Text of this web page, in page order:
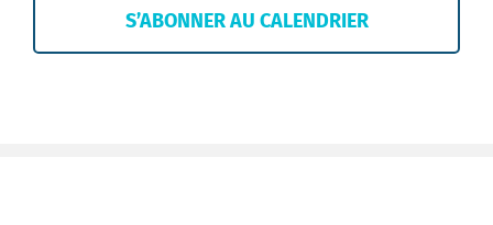
S’ABONNER AU CALENDRIER